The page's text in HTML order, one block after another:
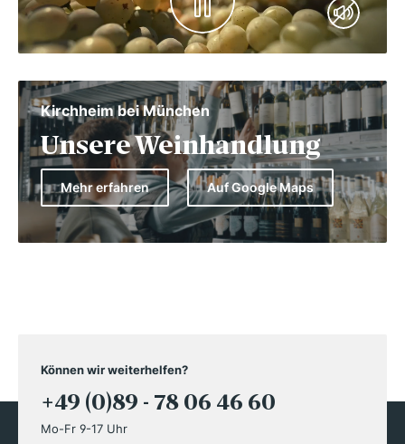
Kirchheim bei München
Unsere Weinhandlung
Mehr erfahren Auf Google Maps
Können wir weiterhelfen?
+49 (0)89 - 78 06 46 60
Mo-Fr 9-17 Uhr